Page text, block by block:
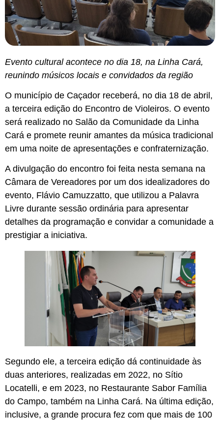
Evento cultural acontece no dia 18, na Linha Cará,
reunindo músicos locais e convidados da região
O município de Caçador receberá, no dia 18 de abril,
a terceira edição do Encontro de Violeiros. O evento
será realizado no Salão da Comunidade da Linha
Cará e promete reunir amantes da música tradicional
em uma noite de apresentações e confraternização.
A divulgação do encontro foi feita nesta semana na
Câmara de Vereadores por um dos idealizadores do
evento, Flávio Camuzzatto, que utilizou a Palavra
Livre durante sessão ordinária para apresentar
detalhes da programação e convidar a comunidade a
prestigiar a iniciativa.
Segundo ele, a terceira edição dá continuidade às
duas anteriores, realizadas em 2022, no Sítio
Locatelli, e em 2023, no Restaurante Sabor Família
do Campo, também na Linha Cará. Na última edição,
inclusive, a grande procura fez com que mais de 100